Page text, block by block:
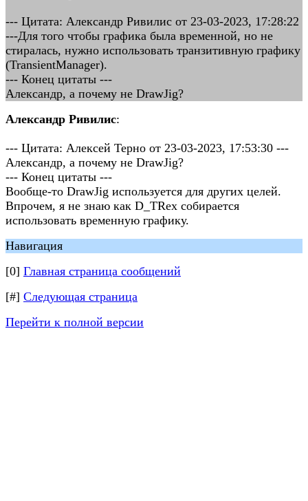
--- Цитата: Александр Ривилис от 23-03-2023, 17:28:22
---Для того чтобы графика была временной, но не
стиралась, нужно использовать транзитивную графику
(TransientManager).
--- Конец цитаты ---
Александр, а почему не DrawJig?
Александр Ривилис:
--- Цитата: Алексей Терно от 23-03-2023, 17:53:30 ---
Александр, а почему не DrawJig?
--- Конец цитаты ---
Вообще-то DrawJig используется для других целей.
Впрочем, я не знаю как D_TRex собирается
использовать временную графику.
Навигация
[0] Главная страница сообщений
[#] Следующая страница
Перейти к полной версии